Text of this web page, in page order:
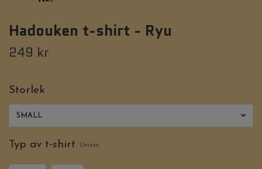
Hadouken t-shirt - Ryu
249 kr
Storlek
SMALL
Typ av t-shirt Unisex